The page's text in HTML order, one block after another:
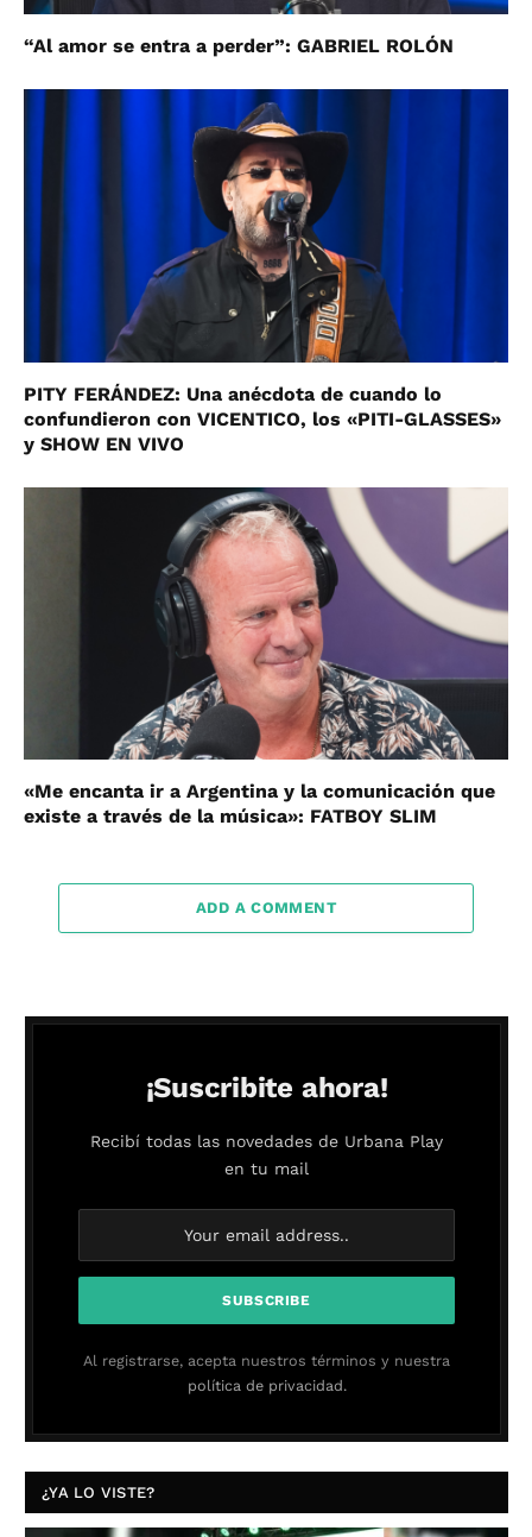
“Al amor se entra a perder”: GABRIEL ROLÓN
PITY FERÁNDEZ: Una anécdota de cuando lo
confundieron con VICENTICO, los «PITI-GLASSES»
y SHOW EN VIVO
«Me encanta ir a Argentina y la comunicación que
existe a través de la música»: FATBOY SLIM
ADD A COMMENT
¡Suscribite ahora!
Recibí todas las novedades de Urbana Play
en tu mail
Al registrarse, acepta nuestros términos y nuestra
política de privacidad.
¿YA LO VISTE?